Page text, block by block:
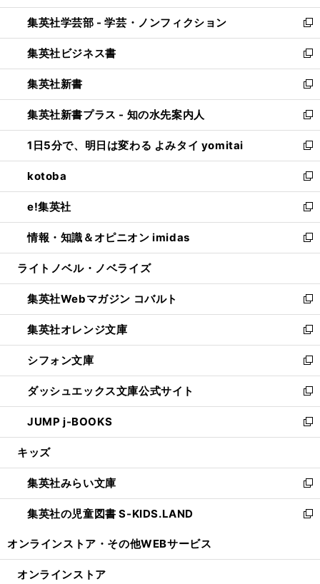
開
く
ウ
で
開
く
ン
ド
ウ
で
開
く
ウ
ィ
ン
ド
ウ
で
開
く
集英社学芸部 - 学芸・ノンフィクション
新
し
い
ウ
ィ
ン
ド
ウ
で
開
く
集英社ビジネス書
新
し
い
ウ
ィ
ン
ド
ウ
で
開
く
集英社新書
新
し
い
ウ
ィ
ン
ド
ウ
で
開
く
集英社新書プラス - 知の水先案内人
新
し
い
ウ
ィ
ン
ド
ウ
で
開
1日5分で、明日は変わる よみタイ yomitai
新
し
い
ウ
ィ
ン
ド
ウ
開
く
kotoba
新
し
い
ウ
ィ
ン
ウ
で
開
く
e!集英社
新
し
い
ウ
ン
ド
ウ
で
開
く
情報・知識＆オピニオン imidas
新
し
ウ
ィ
ン
ド
ウ
で
開
く
ライトノベル・ノベライズ
集英社Webマガジン コバルト
新
し
い
ウ
ィ
ン
ド
ウ
で
開
集英社オレンジ文庫
新
し
い
ウ
ィ
ン
ド
ウ
開
く
シフォン文庫
新
し
い
ウ
ィ
ン
ウ
で
開
く
ダッシュエックス文庫公式サイト
新
し
い
ウ
ン
ド
ウ
で
JUMP j-BOOKS
新
し
ウ
ィ
ン
ド
開
キッズ
集英社みらい文庫
新
し
い
ン
集英社の児童図書 S-KIDS.LAND
新
ウ
オンラインストア・ その他WEBサービス
オンラインストア